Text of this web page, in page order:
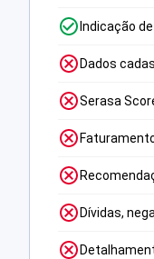
Indicação
Dados
Serasa
Dívidas,